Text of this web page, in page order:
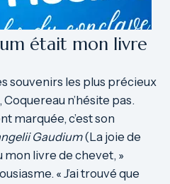
était mon livre
souvenirs les plus précieux
n’hésite pas.
marquée, c’est son
Gaudium(La joie de
mon livre de chevet, »
« J’ai trouvé que